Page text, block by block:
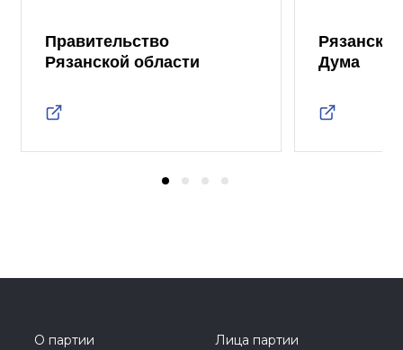
Правительство
Рязанской области
Дума
О партии
Лица партии